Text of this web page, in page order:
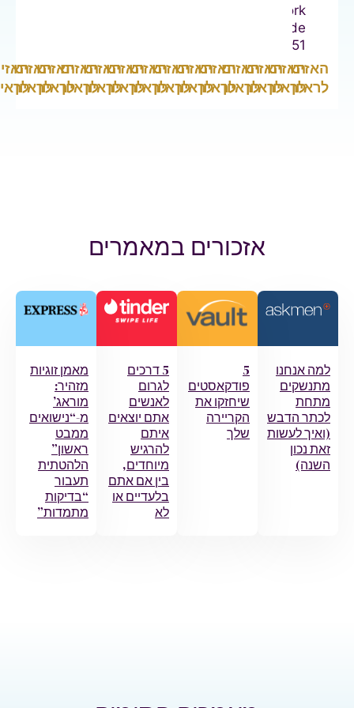
Network
Episode
#151
האזינו
לראיון
האזינו
לראיון
האזינו
לראיון
האזינו
לראיון
האזינו
לראיון
האזינו
לראיון
האזינו
לראיון
האזינו
לראיון
האזינו
לראיון
האזינו
לראיון
האזינו
לראיון
האזינו
לראיון
האזינו
לראיון
אזכורים במאמרים
אנחנו
הדבש
לעשות
נכון
פודקאסטים
שיחזקו את
הקריירה
שלך
5 דרכים
לגרום
לאנשים
אתם יוצאים
איתם
להרגיש
מיוחדים,
בין אם אתם
בלעדיים או
מאמן זוגיות
מזהיר:
מוראג’
מ-“נישואים
ממבט
ראשון”
הלהטתית
תעבור
“בדיקות
מתמדות”